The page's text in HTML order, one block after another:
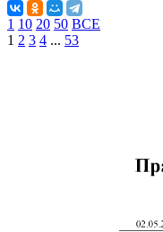
1 10 20 50 ВСЕ
1 2 3 4 ... 53